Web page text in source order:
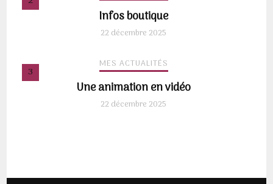
Infos boutique
22 décembre 2025
MES ACTUALITÉS
Une animation en vidéo
22 décembre 2025